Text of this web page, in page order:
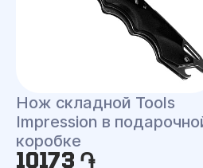
Нож складной Tools
Impression в
коробке
10173 ֏